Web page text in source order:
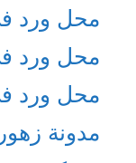
محل ورد
محل ورد
محل ورد
مدونة